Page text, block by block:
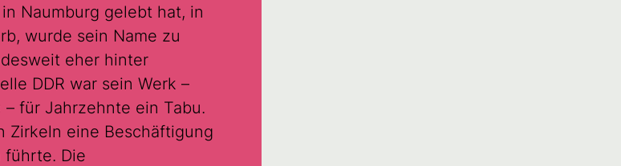
Naumburg gelebt hat, in
wurde sein Name zu
eher hinter
DDR war sein Werk –
für Jahrzehnte ein Tabu.
Zirkeln eine Beschäftigung
Die